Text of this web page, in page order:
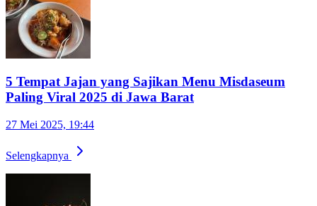
5 Tempat Jajan yang Sajikan Menu Misdaseum
Paling Viral 2025 di Jawa Barat
27 Mei 2025, 19:44
Selengkapnya